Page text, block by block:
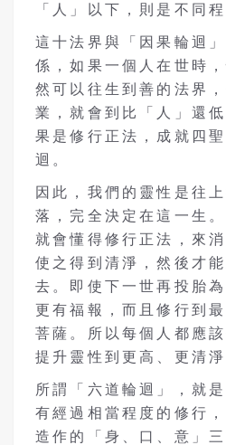
「人」以下，則是不同
這十法界與「因果輪迴
係，如果一個人在世時
然可以往生到善的法界
業，就會到比「人」還
果是修行正法，成就四
迴。
因此，我們的靈性是往
落，完全決定在這一生
就會懂得修行正法，來
使之得到清淨，然後才
去。即使下一世再投胎
更有福報，而且修行到
菩薩。所以每個人都應
提升靈性到更高、更清
所謂「六道輪迴」，就
有經過相當程度的修行
造作的「身、口、意」